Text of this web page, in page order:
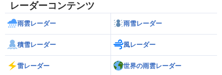
レーダーコンテンツ
雨雲レーダー 雨雪レーダー
積雪レーダー 風レーダー
雷レーダー 世界の雨雲レーダー